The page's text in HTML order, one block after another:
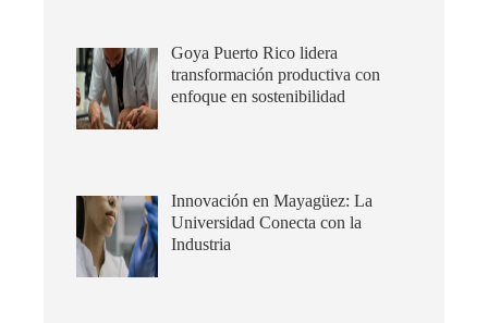
Goya Puerto Rico lidera
transformación productiva con
enfoque en sostenibilidad
Innovación en Mayagüez: La
Universidad Conecta con la
Industria